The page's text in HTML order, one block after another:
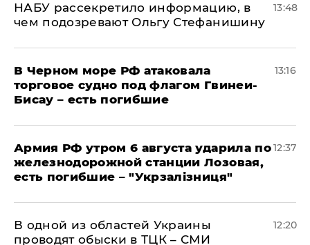
НАБУ рассекретило информацию, в
чем подозревают Ольгу Стефанишину
13:48
В Черном море РФ атаковала
торговое судно под флагом Гвинеи-
Бисау – есть погибшие
13:16
Армия РФ утром 6 августа ударила по
железнодорожной станции Лозовая,
есть погибшие – "Укрзалізниця"
12:37
В одной из областей Украины
проводят обыски в ТЦК – СМИ
12:20